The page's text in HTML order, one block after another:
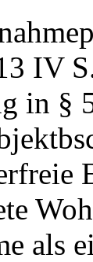
IV
in §
als